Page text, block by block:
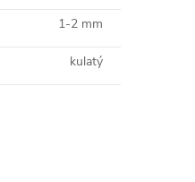
1-2 mm
kulatý